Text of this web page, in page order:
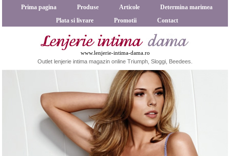
Prima pagina Produse Articole
Determina marimea
Plata si livrare
Promotii Contact
www.lenjerie-intima-dama.ro
Outlet lenjerie intima magazin online Triumph, Sloggi, Beedees.